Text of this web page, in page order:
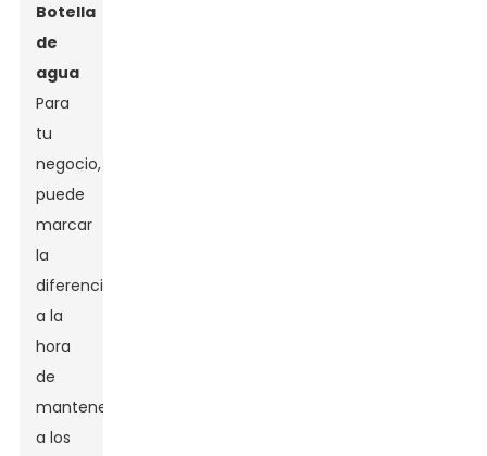
Botella
de
agua
Para
tu
negocio,
puede
marcar
la
diferencia
a la
hora
de
mantener
a los